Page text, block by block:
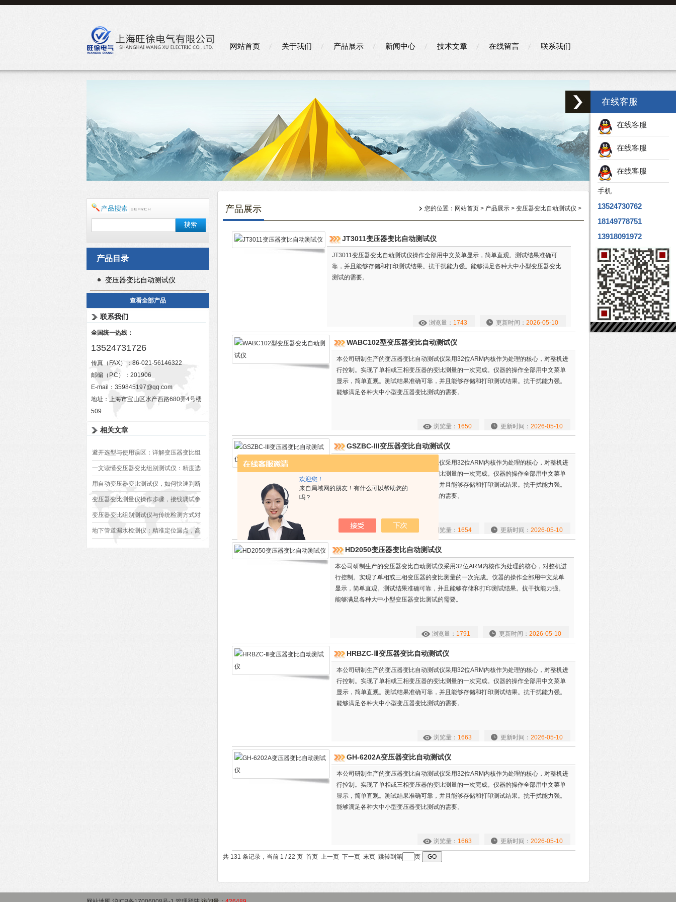
欢迎您！
来自局域网的朋友！有什么可以帮助您的
吗？
网站首页 关于我们 产品展示 新闻中心 技术文章 在线留言 联系我们
产品目录
变压器变比自动测试仪
查看全部产品
联系我们
全国统一热线：
13524731726
传真（FAX）：86-021-56146322
邮编（P.C）：201906
E-mail： 359845197@qq.com
地址：上海市宝山区水产西路680弄4号楼
509
相关文章
避开选型与使用误区：详解变压器变比组
别测试仪的日常校准方法、常见组别识别
异常排查方案
一文读懂变压器变比组别测试仪：精度选
型、接线规范、报告生成全流程标准化操
作指南
用自动变压器变比测试仪，如何快速判断
变压器是否合格？
变压器变比测量仪操作步骤，接线调试参
数设定变比测试数据保存使用教程
变压器变比组别测试仪与传统检测方式对
比：精度、速度与安全性深度分析
地下管道漏水检测仪：精准定位漏点，高
产品展示 您的位置： 网站首页 > 产品展示 > 变压器变比自动测试仪 >
JT3011变压器变比自动测试仪
JT3011变压器变比自动测试仪操作全部用中文菜单显示，简单直观。测试结果准确可
靠，并且能够存储和打印测试结果。抗干扰能力强。能够满足各种大中小型变压器变比
测试的需要。
更新时间： 2026-05-10
浏览量： 1743
WABC102型变压器变比自动测试仪
本公司研制生产的变压器变比自动测试仪采用32位ARM内核作为处理的核心，对整机进
行控制。实现了单相或三相变压器的变比测量的一次完成。仪器的操作全部用中文菜单
显示，简单直观。测试结果准确可靠，并且能够存储和打印测试结果。抗干扰能力强。
能够满足各种大中小型变压器变比测试的需要。
更新时间： 2026-05-10
浏览量： 1650
GSZBC-III变压器变比自动测试仪
本公司研制生产的变压器变比自动测试仪采用32位ARM内核作为处理的核心，对整机进
行控制。实现了单相或三相变压器的变比测量的一次完成。仪器的操作全部用中文菜单
显示，简单直观。测试结果准确可靠，并且能够存储和打印测试结果。抗干扰能力强。
能够满足各种大中小型变压器变比测试的需要。
更新时间： 2026-05-10
浏览量： 1654
HD2050变压器变比自动测试仪
本公司研制生产的变压器变比自动测试仪采用32位ARM内核作为处理的核心，对整机进
行控制。实现了单相或三相变压器的变比测量的一次完成。仪器的操作全部用中文菜单
显示，简单直观。测试结果准确可靠，并且能够存储和打印测试结果。抗干扰能力强。
能够满足各种大中小型变压器变比测试的需要。
更新时间： 2026-05-10
浏览量： 1791
HRBZC-Ⅲ变压器变比自动测试仪
本公司研制生产的变压器变比自动测试仪采用32位ARM内核作为处理的核心，对整机进
行控制。实现了单相或三相变压器的变比测量的一次完成。仪器的操作全部用中文菜单
显示，简单直观。测试结果准确可靠，并且能够存储和打印测试结果。抗干扰能力强。
能够满足各种大中小型变压器变比测试的需要。
更新时间： 2026-05-10
浏览量： 1663
GH-6202A变压器变比自动测试仪
本公司研制生产的变压器变比自动测试仪采用32位ARM内核作为处理的核心，对整机进
行控制。实现了单相或三相变压器的变比测量的一次完成。仪器的操作全部用中文菜单
显示，简单直观。测试结果准确可靠，并且能够存储和打印测试结果。抗干扰能力强。
能够满足各种大中小型变压器变比测试的需要。
更新时间： 2026-05-10
浏览量： 1663
共 131 条记录，当前 1 / 22 页 首页 上一页 下一页 末页 跳转到第 页
在线客服
在线客服
在线客服
在线客服
手机
13524730762
18149778751
13918091972